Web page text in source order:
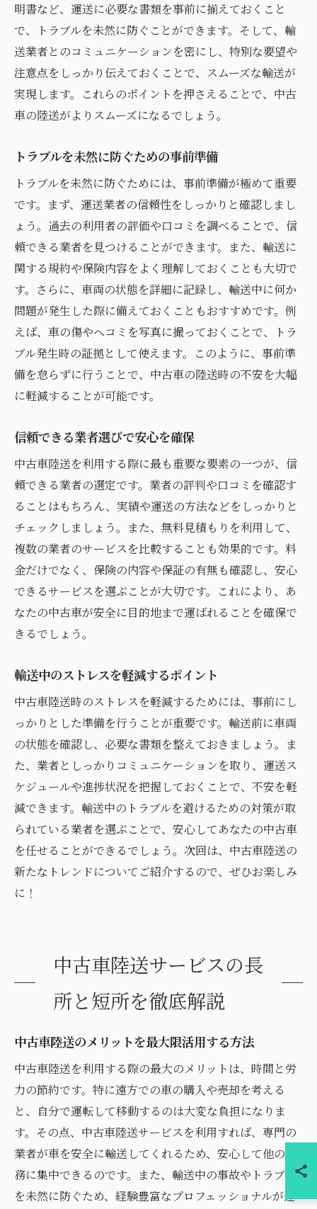
明書など、運送に必要な書類を事前に揃えておくこと
で、トラブルを未然に防ぐことができます。そして、輸
送業者とのコミュニケーションを密にし、特別な要望や
注意点をしっかり伝えておくことで、スムーズな輸送が
実現します。これらのポイントを押さえることで、中古
車の陸送がよりスムーズになるでしょう。
トラブルを未然に防ぐための事前準備
トラブルを未然に防ぐためには、事前準備が極めて重要
です。まず、運送業者の信頼性をしっかりと確認しまし
ょう。過去の利用者の評価や口コミを調べることで、信
頼できる業者を見つけることができます。また、輸送に
関する規約や保険内容をよく理解しておくことも大切で
す。さらに、車両の状態を詳細に記録し、輸送中に何か
問題が発生した際に備えておくこともおすすめです。例
えば、車の傷やヘコミを写真に撮っておくことで、トラ
ブル発生時の証拠として使えます。このように、事前準
備を怠らずに行うことで、中古車の陸送時の不安を大幅
に軽減することが可能です。
信頼できる業者選びで安心を確保
中古車陸送を利用する際に最も重要な要素の一つが、信
頼できる業者の選定です。業者の評判や口コミを確認す
ることはもちろん、実績や運送の方法などをしっかりと
チェックしましょう。また、無料見積もりを利用して、
複数の業者のサービスを比較することも効果的です。料
金だけでなく、保険の内容や保証の有無も確認し、安心
できるサービスを選ぶことが大切です。これにより、あ
なたの中古車が安全に目的地まで運ばれることを確保で
きるでしょう。
輸送中のストレスを軽減するポイント
中古車陸送時のストレスを軽減するためには、事前にし
っかりとした準備を行うことが重要です。輸送前に車両
の状態を確認し、必要な書類を整えておきましょう。ま
た、業者としっかりコミュニケーションを取り、運送ス
ケジュールや進捗状況を把握しておくことで、不安を軽
減できます。輸送中のトラブルを避けるための対策が取
られている業者を選ぶことで、安心してあなたの中古車
を任せることができるでしょう。次回は、中古車陸送の
新たなトレンドについてご紹介するので、ぜひお楽しみ
に！
中古車陸送サービスの長
所と短所を徹底解説
中古車陸送のメリットを最大限活用する方法
中古車陸送を利用する際の最大のメリットは、時間と労
力の節約です。特に遠方での車の購入や売却を考える
と、自分で運転して移動するのは大変な負担になりま
す。その点、中古車陸送サービスを利用すれば、専門の
業者が車を安全に輸送してくれるため、安心して他の業
務に集中できるのです。また、輸送中の事故やトラブル
を未然に防ぐため、経験豊富なプロフェッショナルが運